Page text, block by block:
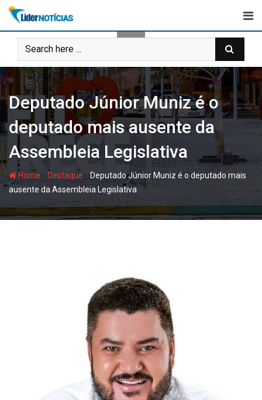
Skip
content
Deputado Júnior Muniz é o
deputado mais ausente da
Assembleia Legislativa
Home - Destaque - Deputado Júnior Muniz é o deputado mais
ausente da Assembleia Legislativa